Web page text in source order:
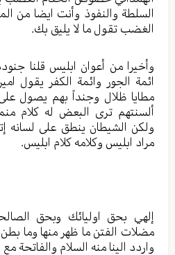
السلطة والنفوذ وأنت ايضا من
الغضب تقول ما لا يليق بك.
وأخيرا من أعوان ابليس قلنا
ائمة الجور وائمة الكفر يقول
مطايا ظلال وجنداً بهم يصول
ألسنتهم ترى البعض له كلام
ولكن الشيطان ينطق على لسانه
مراد ابليس وكلامه كلام ابليس.
إلهي بحق اوليائك وبحق
مضلات الفتن ما ظهر منها وما بطن
واردد الينا منه السلام والفاتحة